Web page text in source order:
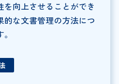
を向上させることができ
的な文書管理の方法につ